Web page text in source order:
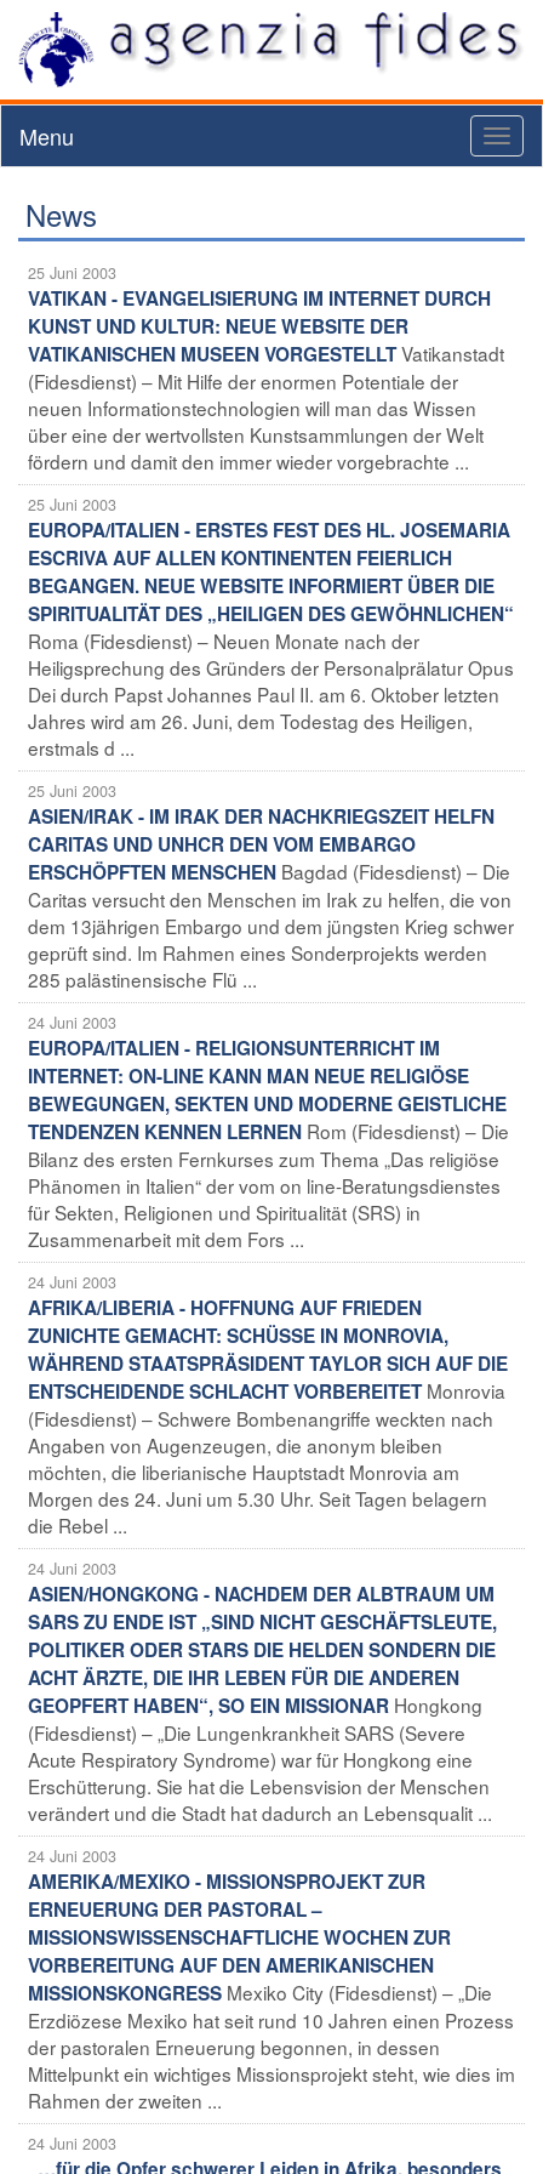
Menu
News
25 Juni 2003
VATIKAN - EVANGELISIERUNG IM INTERNET DURCH
KUNST UND KULTUR: NEUE WEBSITE DER
VATIKANISCHEN MUSEEN VORGESTELLTVatikanstadt
(Fidesdienst) – Mit Hilfe der enormen Potentiale der
neuen Informationstechnologien will man das Wissen
über eine der wertvollsten Kunstsammlungen der Welt
fördern und damit den immer wieder vorgebrachte ...
25 Juni 2003
EUROPA/ITALIEN - ERSTES FEST DES HL. JOSEMARIA
ESCRIVA AUF ALLEN KONTINENTEN FEIERLICH
BEGANGEN. NEUE WEBSITE INFORMIERT ÜBER DIE
SPIRITUALITÄT DES „HEILIGEN DES GEWÖHNLICHEN“
Roma (Fidesdienst) – Neuen Monate nach der
Heiligsprechung des Gründers der Personalprälatur Opus
Dei durch Papst Johannes Paul II. am 6. Oktober letzten
Jahres wird am 26. Juni, dem Todestag des Heiligen,
erstmals d ...
25 Juni 2003
ASIEN/IRAK - IM IRAK DER NACHKRIEGSZEIT HELFN
CARITAS UND UNHCR DEN VOM EMBARGO
ERSCHÖPFTEN MENSCHEN Bagdad (Fidesdienst) – Die
Caritas versucht den Menschen im Irak zu helfen, die von
dem 13jährigen Embargo und dem jüngsten Krieg schwer
geprüft sind. Im Rahmen eines Sonderprojekts werden
285 palästinensische Flü ...
24 Juni 2003
EUROPA/ITALIEN - RELIGIONSUNTERRICHT IM
INTERNET: ON-LINE KANN MAN NEUE RELIGIÖSE
BEWEGUNGEN, SEKTEN UND MODERNE GEISTLICHE
TENDENZEN KENNEN LERNEN Rom (Fidesdienst) – Die
Bilanz des ersten Fernkurses zum Thema „Das religiöse
Phänomen in Italien“ der vom on line-Beratungsdienstes
für Sekten, Religionen und Spiritualität (SRS) in
Zusammenarbeit mit dem Fors ...
24 Juni 2003
AFRIKA/LIBERIA - HOFFNUNG AUF FRIEDEN
ZUNICHTE GEMACHT: SCHÜSSE IN MONROVIA,
WÄHREND STAATSPRÄSIDENT TAYLOR SICH AUF DIE
ENTSCHEIDENDE SCHLACHT VORBEREITET Monrovia
(Fidesdienst) – Schwere Bombenangriffe weckten nach
Angaben von Augenzeugen, die anonym bleiben
möchten, die liberianische Hauptstadt Monrovia am
Morgen des 24. Juni um 5.30 Uhr. Seit Tagen belagern
die Rebel ...
24 Juni 2003
ASIEN/HONGKONG - NACHDEM DER ALBTRAUM UM
SARS ZU ENDE IST „SIND NICHT GESCHÄFTSLEUTE,
POLITIKER ODER STARS DIE HELDEN SONDERN DIE
ACHT ÄRZTE, DIE IHR LEBEN FÜR DIE ANDEREN
GEOPFERT HABEN“, SO EIN MISSIONAR Hongkong
(Fidesdienst) – „Die Lungenkrankheit SARS (Severe
Acute Respiratory Syndrome) war für Hongkong eine
Erschütterung. Sie hat die Lebensvision der Menschen
verändert und die Stadt hat dadurch an Lebensqualit ...
24 Juni 2003
AMERIKA/MEXIKO - MISSIONSPROJEKT ZUR
ERNEUERUNG DER PASTORAL –
MISSIONSWISSENSCHAFTLICHE WOCHEN ZUR
VORBEREITUNG AUF DEN AMERIKANISCHEN
MISSIONSKONGRESS Mexiko City (Fidesdienst) – „Die
Erzdiözese Mexiko hat seit rund 10 Jahren einen Prozess
der pastoralen Erneuerung begonnen, in dessen
Mittelpunkt ein wichtiges Missionsprojekt steht, wie dies im
Rahmen der zweiten ...
24 Juni 2003